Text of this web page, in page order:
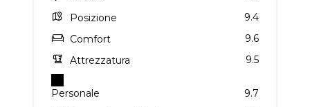
Posizione
9.4
Comfort
9.6
Attrezzatura
9.5
Personale
9.7